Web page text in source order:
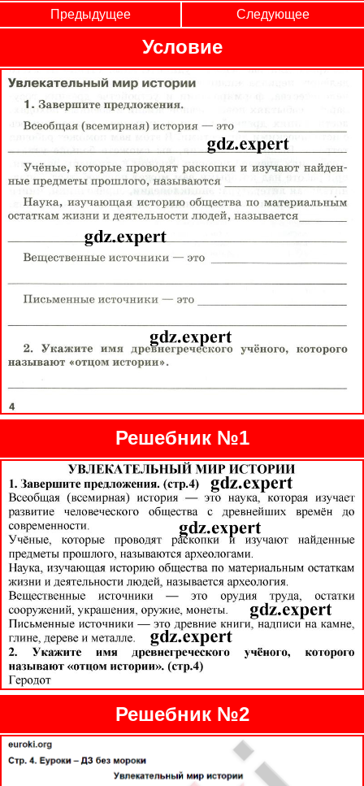
Предыдущее Следующее
Условие
Решебник №1
Решебник №2